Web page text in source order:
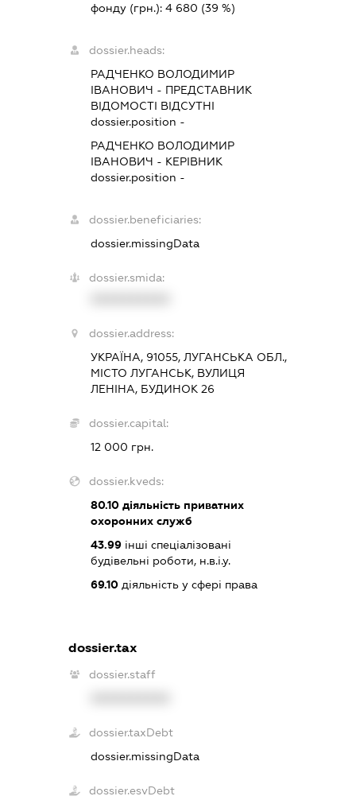
фонду (грн.): 4 680 (39 %)
dossier.heads:
РАДЧЕНКО ВОЛОДИМИР
ІВАНОВИЧ - ПРЕДСТАВНИК
ВІДОМОСТІ ВІДСУТНІ
dossier.position -
РАДЧЕНКО ВОЛОДИМИР
ІВАНОВИЧ - КЕРІВНИК
dossier.position -
dossier.beneficiaries:
dossier.missingData
dossier.smida:
dossier.address:
УКРАЇНА, 91055, ЛУГАНСЬКА ОБЛ.,
МІСТО ЛУГАНСЬК, ВУЛИЦЯ
ЛЕНІНА, БУДИНОК 26
dossier.capital:
12 000 грн.
dossier.kveds:
80.10діяльність приватних
охоронних служб
43.99інші спеціалізовані
будівельні роботи, н.в.і.у.
69.10діяльність у сфері права
dossier.tax
dossier.staff
dossier.taxDebt
dossier.missingData
dossier.esvDebt